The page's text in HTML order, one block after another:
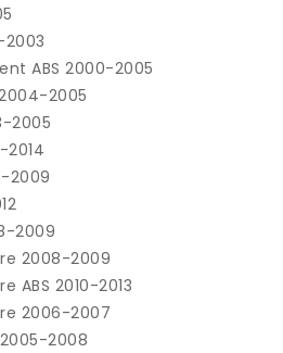
2003
ABS 2000-2005
2005
2005
2014
2009
2009
2008-2009
ABS 2010-2013
2006-2007
2005-2008